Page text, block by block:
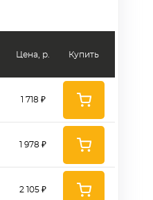
Цена, р.
1 718 ₽
1 978 ₽
2 105 ₽
Купить